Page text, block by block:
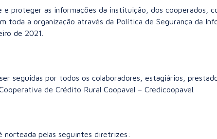
proteger as informações da instituição, dos cooperados,
a organização através da Política de Segurança da
de 2021.
seguidas por todos os colaboradores, estagiários,
de Crédito Rural Coopavel – Credicoopavel.
norteada pelas seguintes diretrizes: